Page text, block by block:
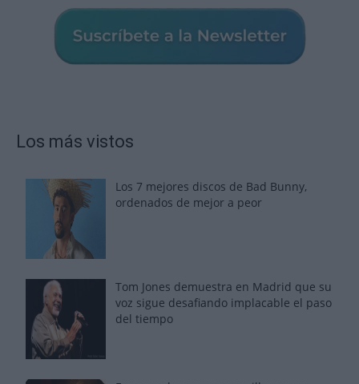
Los más vistos
Los 7 mejores discos de Bad Bunny,
ordenados de mejor a peor
Tom Jones demuestra en Madrid que su
voz sigue desafiando implacable el paso
del tiempo